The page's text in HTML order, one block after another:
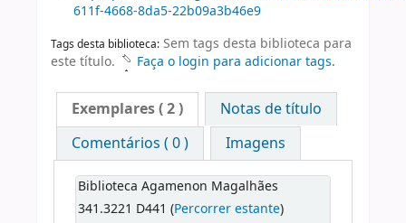
611f-4668-8da5-22b09a3b46e9
Tags desta biblioteca: Sem tags desta biblioteca para
este título.
Faça o login para adicionar tags.
Exemplares( 2 )
Notas de título
Comentários ( 0 )
Imagens
Biblioteca Agamenon Magalhães
341.3221 D441 (Percorrer estante)